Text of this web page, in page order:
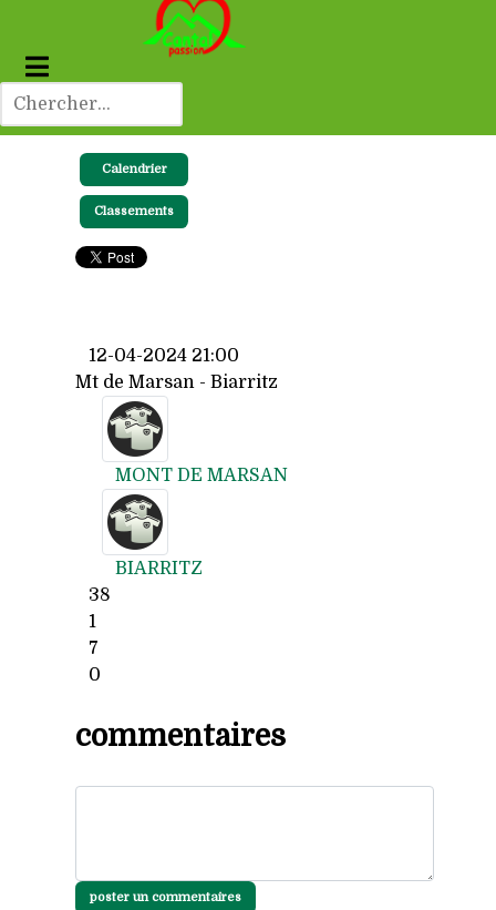
Calendrier
Classements
12-04-2024 21:00
Mt de Marsan - Biarritz
MONT DE MARSAN
BIARRITZ
38
1
7
0
commentaires
poster un commentaires